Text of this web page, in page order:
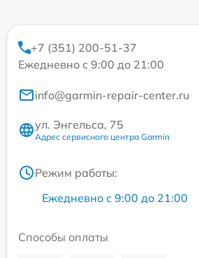
+7 (351) 200-51-37
Ежедневно с 9:00 до 21:00
info@garmin-repair-center.ru
ул. Энгельса, 75
Адрес сервисного центра Garmin
Режим работы:
Ежедневно с 9:00 до 21:00
Способы оплаты